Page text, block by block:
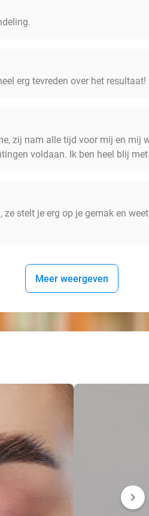
erg tevreden over het resultaat!
zij nam alle tijd voor mij en mij
voldaan. Ik ben heel blij
stelt je erg op je gemak en
Meer weergeven
chevron_right